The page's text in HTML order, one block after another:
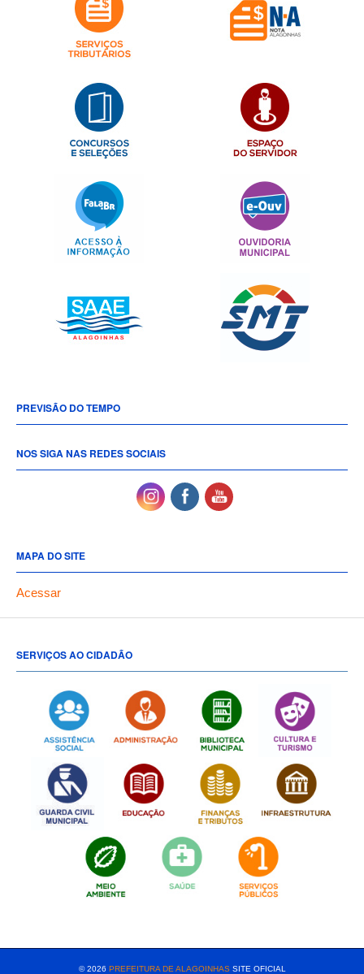
PREVISÃO DO TEMPO
NOS SIGA NAS REDES SOCIAIS
MAPA DO SITE
Acessar
SERVIÇOS AO CIDADÃO
© 2026 PREFEITURA DE ALAGOINHASSITE OFICIAL